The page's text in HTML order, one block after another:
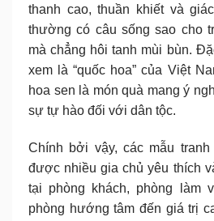
thanh cao, thuần khiết và
thường có câu sống sao cho
mà chẳng hôi tanh mùi bùn.
xem là “quốc hoa” của Việt
hoa sen là món quà mang ý
sự tự hào đối với dân tộc.
Chính bởi vậy, các mẫu
được nhiều gia chủ yêu thích
tại phòng khách, phòng làm
phòng hướng tâm đến giá trị